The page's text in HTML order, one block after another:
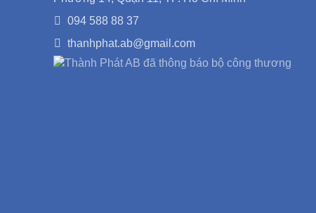
094 588 88 37
thanhphat.ab@gmail.com